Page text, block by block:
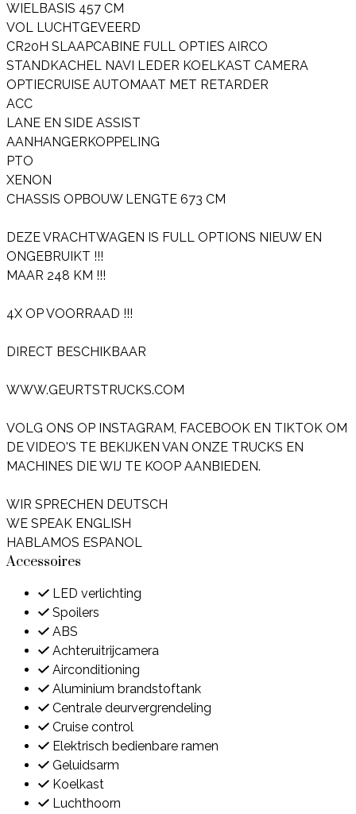
WIELBASIS 457 CM
VOL LUCHTGEVEERD
CR20H SLAAPCABINE FULL OPTIES AIRCO
STANDKACHEL NAVI LEDER KOELKAST CAMERA
OPTIECRUISE AUTOMAAT MET RETARDER
ACC
LANE EN SIDE ASSIST
AANHANGERKOPPELING
PTO
XENON
CHASSIS OPBOUW LENGTE 673 CM
DEZE VRACHTWAGEN IS FULL OPTIONS NIEUW EN
ONGEBRUIKT !!!
MAAR 248 KM !!!
4X OP VOORRAAD !!!
DIRECT BESCHIKBAAR
WWW.GEURTSTRUCKS.COM
VOLG ONS OP INSTAGRAM, FACEBOOK EN TIKTOK OM
DE VIDEO'S TE BEKIJKEN VAN ONZE TRUCKS EN
MACHINES DIE WIJ TE KOOP AANBIEDEN.
WIR SPRECHEN DEUTSCH
WE SPEAK ENGLISH
HABLAMOS ESPANOL
Accessoires
LED verlichting
Spoilers
ABS
Achteruitrijcamera
Airconditioning
Aluminium brandstoftank
Centrale deurvergrendeling
Cruise control
Elektrisch bedienbare ramen
Geluidsarm
Koelkast
Luchthoorn